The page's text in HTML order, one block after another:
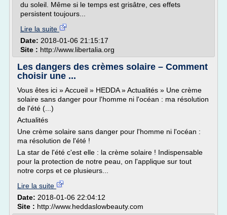
du soleil. Même si le temps est grisâtre, ces effets
persistent toujours...
Lire la suite
Date: 2018-01-06 21:15:17
Site : http://www.libertalia.org
Les dangers des crèmes solaire – Comment
choisir une ...
Vous êtes ici » Accueil » HEDDA » Actualités » Une crème
solaire sans danger pour l'homme ni l'océan : ma résolution
de l'été (...)
Actualités
Une crème solaire sans danger pour l'homme ni l'océan :
ma résolution de l'été !
La star de l'été c'est elle : la crème solaire ! Indispensable
pour la protection de notre peau, on l'applique sur tout
notre corps et ce plusieurs...
Lire la suite
Date: 2018-01-06 22:04:12
Site : http://www.heddaslowbeauty.com